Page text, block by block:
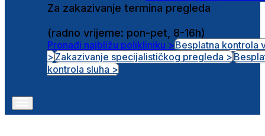
Za zakazivanje termina pregleda
(radno vrijeme: pon-pet, 8-16h)
Pronađi najbližu polikliniku >Besplatna kontrola
>Zakazivanje specijalističkog pregleda >
kontrola sluha >